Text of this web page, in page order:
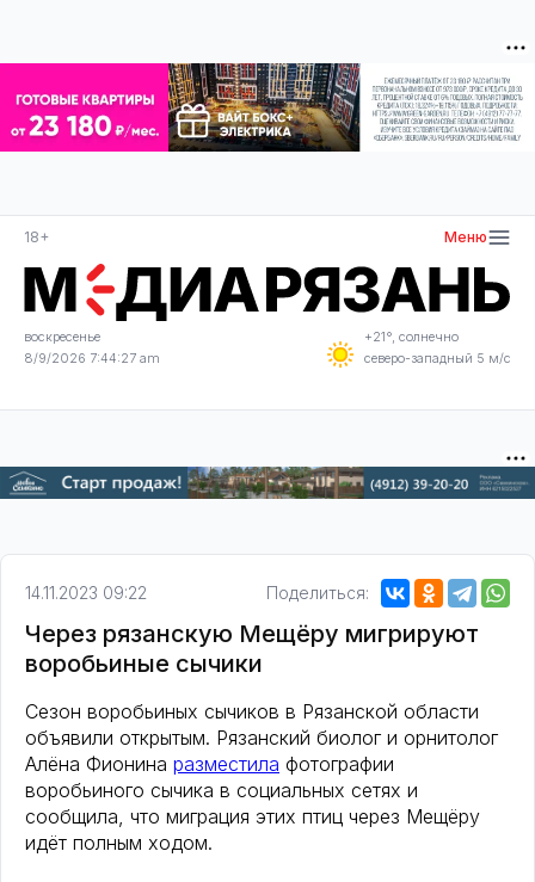
18+ Меню
воскресенье
8/9/2026 7:44:27 am
+21°, солнечно
северо-западный 5 м/с
14.11.2023 09:22 Поделиться:
Через рязанскую Мещëру мигрируют
воробьиные сычики
Сезон воробьиных сычиков в Рязанской области
объявили открытым. Рязанский биолог и орнитолог
Алёна Фионина разместила фотографии
воробьиного сычика в социальных сетях и
сообщила, что миграция этих птиц через Мещёру
идёт полным ходом.